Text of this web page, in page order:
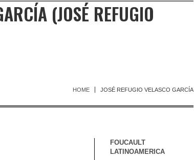
(JOSÉ REFUGIO
HOME JOSÉ REFUGIO VELASCO GARCÍA
FOUCAULT
LATINOAMERICA